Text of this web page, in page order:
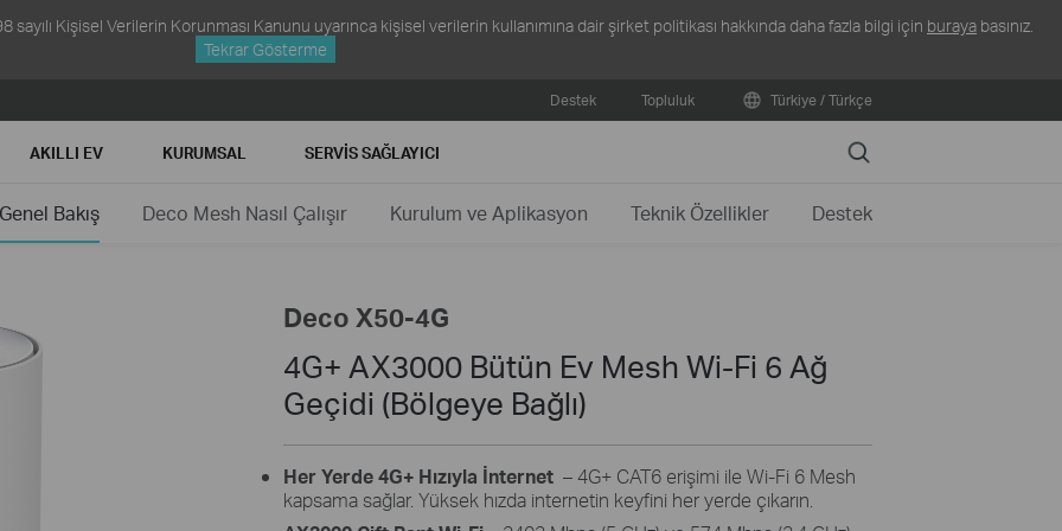
Kişisel Verilerin Korunması Kanunu uyarınca kişisel verilerin kullanımına dair şirket politikası hakkında daha fazla bilgi için buraya basınız.
Tekrar Gösterme
Destek Topluluk Türkiye / Türkçe
AKILLI EV KURUMSAL SERVIS SAĞLAYICI Search
Genel Bakış Deco Mesh Nasıl Çalışır Kurulum ve Aplikasyon Teknik Özellikler Destek
Deco X50-4G
4G+ AX3000 Bütün Ev Mesh Wi-Fi 6 Ağ
Geçidi (Bölgeye Bağlı)
Her Yerde 4G+ Hızıyla İnternet – 4G+ CAT6 erişimi ile Wi-Fi 6 Mesh
kapsama sağlar. Yüksek hızda internetin keyfini her yerde çıkarın.